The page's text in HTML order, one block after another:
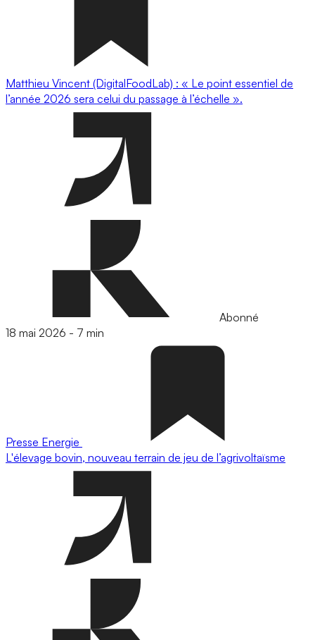
Matthieu Vincent (DigitalFoodLab) : « Le point essentiel de
l’année 2026 sera celui du passage à l’échelle ».
Abonné
18 mai 2026 - 7 min
Presse Energie
L'élevage bovin, nouveau terrain de jeu de l’agrivoltaïsme